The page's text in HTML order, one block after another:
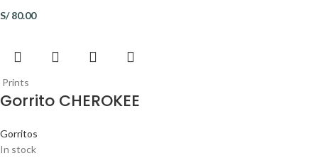
S/80.00
Prints
Gorrito CHEROKEE
Gorritos
In stock